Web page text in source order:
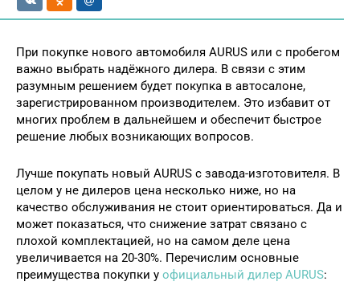
При покупке нового автомобиля AURUS или с пробегом
важно выбрать надёжного дилера. В связи с этим
разумным решением будет покупка в автосалоне,
зарегистрированном производителем. Это избавит от
многих проблем в дальнейшем и обеспечит быстрое
решение любых возникающих вопросов.
Лучше покупать новый AURUS с завода-изготовителя. В
целом у не дилеров цена несколько ниже, но на
качество обслуживания не стоит ориентироваться. Да и
может показаться, что снижение затрат связано с
плохой комплектацией, но на самом деле цена
увеличивается на 20-30%. Перечислим основные
преимущества покупки у официальный дилер AURUS: